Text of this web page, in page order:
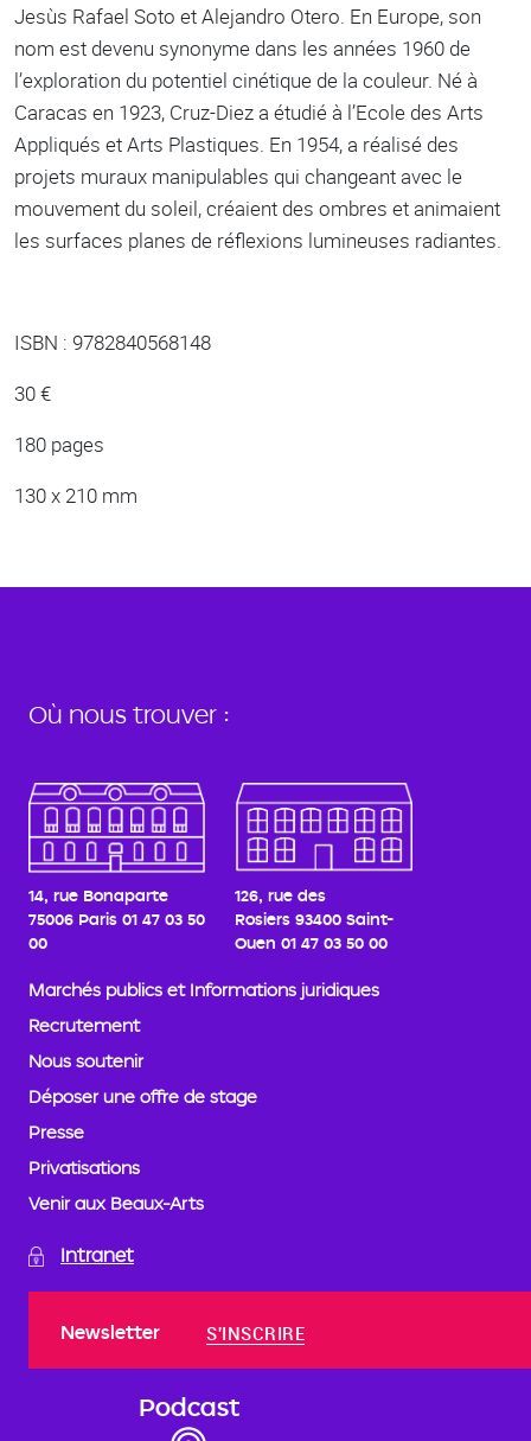
Jesùs Rafael Soto et Alejandro Otero. En Europe, son
nom est devenu synonyme dans les années 1960 de
l’exploration du potentiel cinétique de la couleur. Né à
Caracas en 1923, Cruz-Diez a étudié à l’Ecole des Arts
Appliqués et Arts Plastiques. En 1954, a réalisé des
projets muraux manipulables qui changeant avec le
mouvement du soleil, créaient des ombres et animaient
les surfaces planes de réflexions lumineuses radiantes.
ISBN : 9782840568148
30 €
180 pages
130 x 210 mm
Où nous trouver :
14, rue Bonaparte
75006 Paris 01 47 03 50
00
126, rue des
Rosiers 93400 Saint-
Ouen 01 47 03 50 00
Marchés publics et Informations juridiques
Recrutement
Nous soutenir
Déposer une offre de stage
Presse
Privatisations
Venir aux Beaux-Arts
Intranet
Newsletter S'INSCRIRE
Podcast